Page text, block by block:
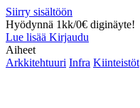
Siirry sisältöön
Hyödynnä 1kk/0€ diginäyte!
Lue lisää Kirjaudu
Aiheet
Arkkitehtuuri Infra Kiinteistöt